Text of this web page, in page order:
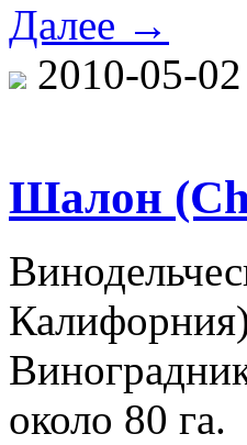
Далее →
2010-05-02
Шалон
около 80 га.